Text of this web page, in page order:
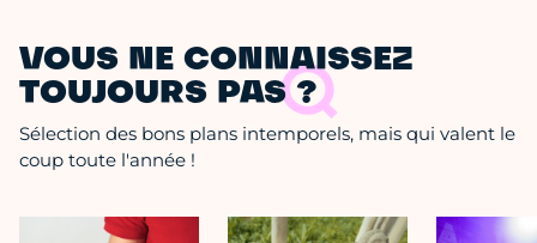
VOUS NE CONNAISSEZ
TOUJOURS PAS ?
Sélection des bons plans intemporels, mais qui valent le
coup toute l'année !